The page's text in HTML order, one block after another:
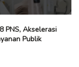
PNS, Akselerasi
Publik